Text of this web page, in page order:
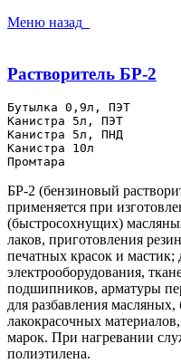
Меню назад
Растворитель БР-2
Бутылка 0,9л, ПЭТ
Канистра 5л, ПЭТ
Канистра 5л, ПНД
Канистра 10л
Промтара
БР-2 (бензиновый
применяется при
(быстросохнущих)
лаков, приготовления
печатных красок и мастик;
электрооборудования,
подшипников, арматуры
для разбавления
лакокрасочных
марок. При нагревании
полиэтилена.